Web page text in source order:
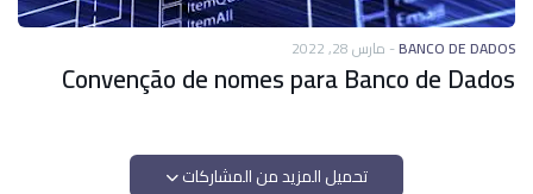
BANCO DE DADOS
- مارس 28, 2022
Convenção de nomes para Banco de Dados
تحميل المزيد من المشاركات